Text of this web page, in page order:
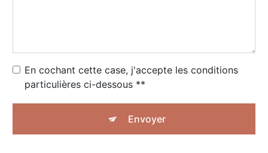
En cochant cette case, j'accepte les conditions
particulières ci-dessous **
Envoyer